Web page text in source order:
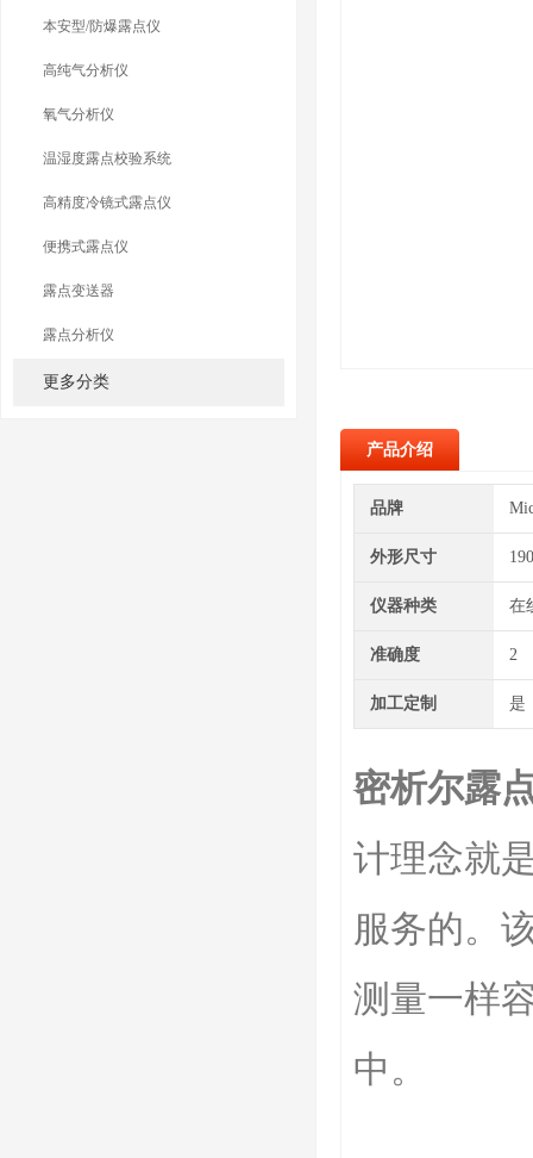
本安型/防爆露点仪
高纯气分析仪
氧气分析仪
温湿度露点校验系统
高精度冷镜式露点仪
便携式露点仪
露点变送器
露点分析仪
更多分类
产品介绍
品牌
外形尺寸
仪器种类 在
准确度 2
加工定制 是
密析尔露
计理念就
服务的。
测量一样
中。